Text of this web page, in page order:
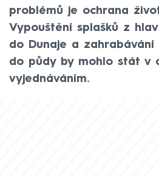
problémů je ochrana
Vypouštění splašků z
do Dunaje a zahrabávání
do půdy by mohlo stát v
vyjednáváním.